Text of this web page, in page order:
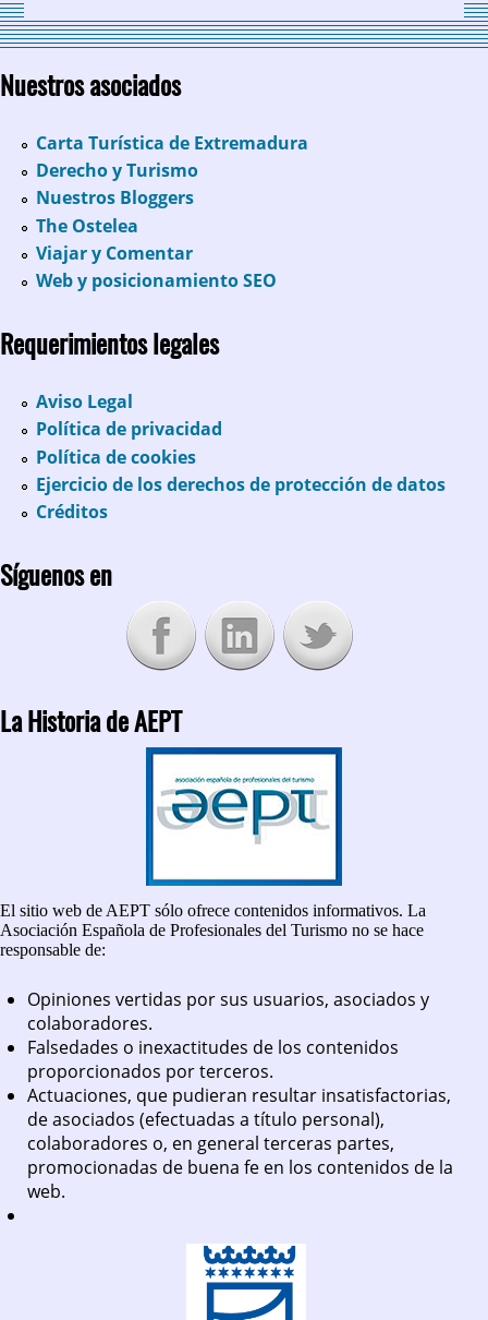
Nuestros asociados
Carta Turística de Extremadura
Derecho y Turismo
Nuestros Bloggers
The Ostelea
Viajar y Comentar
Web y posicionamiento SEO
Requerimientos legales
Aviso Legal
Política de privacidad
Política de cookies
Ejercicio de los derechos de protección de datos
Créditos
Síguenos en
La Historia de AEPT
El sitio web de AEPT sólo ofrece contenidos informativos. La
Asociación Española de Profesionales del Turismo no se hace
responsable de:
Opiniones vertidas por sus usuarios, asociados y
colaboradores.
Falsedades o inexactitudes de los contenidos
proporcionados por terceros.
Actuaciones, que pudieran resultar insatisfactorias,
de asociados (efectuadas a título personal),
colaboradores o, en general terceras partes,
promocionadas de buena fe en los contenidos de la
web.